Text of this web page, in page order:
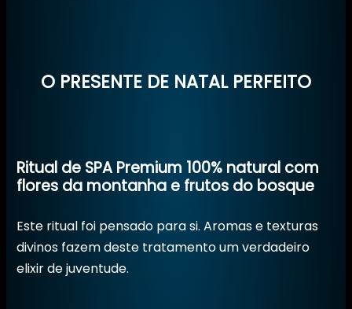
O PRESENTE DE NATAL PERFEITO
Ritual de SPA Premium 100% natural com
flores da montanha e frutos do bosque
Este ritual foi pensado para si. Aromas e texturas
divinos fazem deste tratamento um verdadeiro
elixir de juventude.